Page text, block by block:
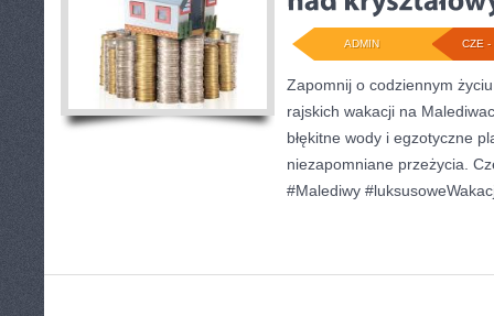
CZE -
ADMIN
Zapomnij o codziennym
rajskich wakacji na
błękitne wody i egzotyczne
niezapomniane przeżycia.
#Malediwy